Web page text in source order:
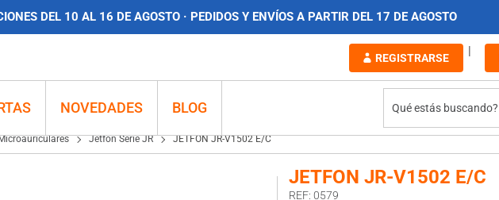
DEL 10 AL 16 DE AGOSTO · PEDIDOS Y ENVÍOS A PARTIR DEL 17 DE AGOSTO
REGISTRARSE
NOVEDADES
BLOG
E/C
Jetfon Serie JR JETFON JR-V1502 E/C
JETFON JR-V1502 E/C
REF: 0579